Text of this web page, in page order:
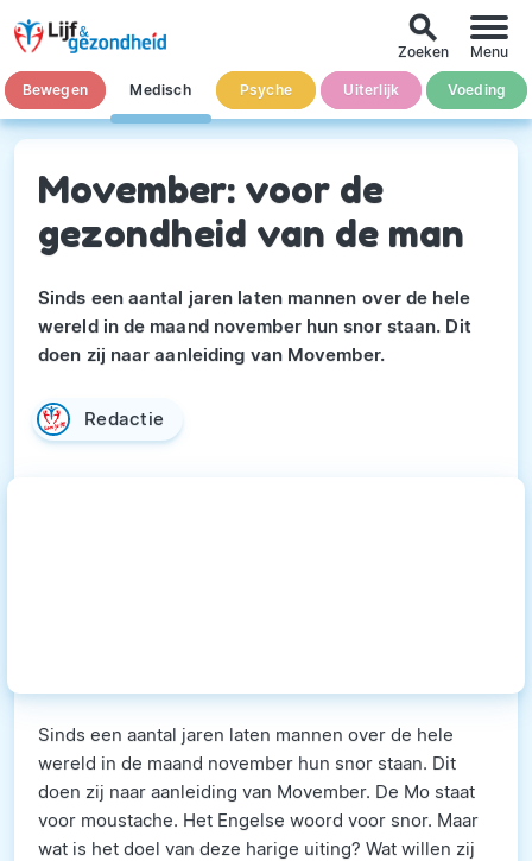
Bewegen Medisch Psyche Uiterlijk Voeding
search
Zoeken Menu
Movember: voor de
gezondheid van de man
Sinds een aantal jaren laten mannen over de hele
wereld in de maand november hun snor staan. Dit
doen zij naar aanleiding van Movember.
Redactie
Sinds een aantal jaren laten mannen over de hele
wereld in de maand november hun snor staan. Dit
doen zij naar aanleiding van Movember. De Mo staat
voor moustache. Het Engelse woord voor snor. Maar
wat is het doel van deze harige uiting? Wat willen zij